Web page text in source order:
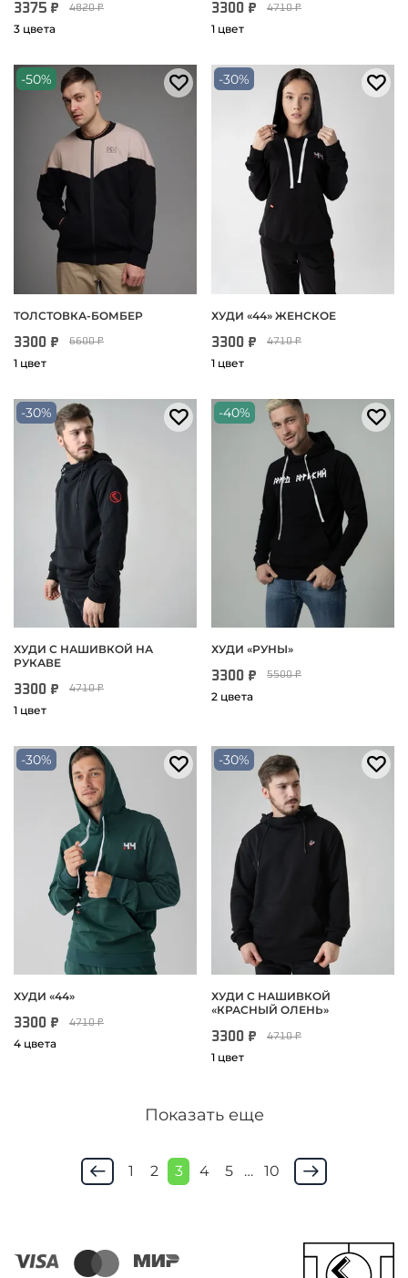
3375 ₽ 4820 ₽
3 цвета
3300 ₽ 4710 ₽
1 цвет
-50%
ТОЛСТОВКА-БОМБЕР
3300 ₽ 6600 ₽
1 цвет
-30%
ХУДИ «‎44» ЖЕНСКОЕ
3300 ₽ 4710 ₽
1 цвет
-30%
ХУДИ С НАШИВКОЙ НА
РУКАВЕ
3300 ₽ 4710 ₽
1 цвет
-40%
ХУДИ «РУНЫ»
3300 ₽ 5500 ₽
2 цвета
-30%
ХУДИ «‎44»
3300 ₽ 4710 ₽
4 цвета
-30%
ХУДИ С НАШИВКОЙ
«КРАСНЫЙ ОЛЕНЬ»
3300 ₽ 4710 ₽
1 цвет
Показать еще
1 2 3 4 5 … 10